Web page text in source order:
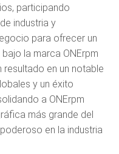
participando
industria y
para ofrecer un
la marca ONErpm
resultado en un notable
y un éxito
a ONErpm
más grande del
en la industria